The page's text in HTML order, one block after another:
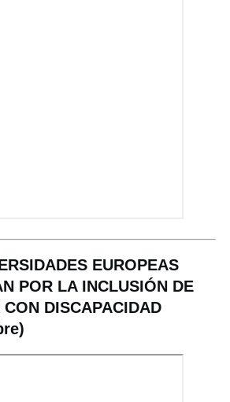
EUROPEAS
POR LA INCLUSIÓN DE
CON DISCAPACIDAD